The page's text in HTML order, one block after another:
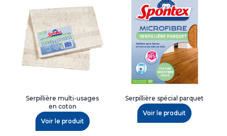
Serpillière multi-usages
en coton
Voir le produit
Serpillière spécial parquet
Voir le produit